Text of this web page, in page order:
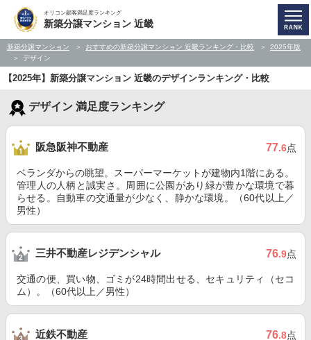
オリコン顧客満足度ランキング
新築分譲マンション 近畿
新築分譲マンション おすすめの新築分譲マンション 近畿ランキング・比較
2025年版
デザイン
【2025年】新築分譲マンション 近畿のデザインランキング・比較
デザイン 満足度ランキング
阪急阪神不動産 77.6点
ベランダからの眺望。スーパーマーケットが建物内1階にある。
管理人の人柄と誠実さ。周囲に公園があり緑が豊かな環境で暮
らせる。自動車の交通量が少なく、静かな環境。（60代以上／
男性）
三井不動産レジデンシャル 76.9点
交通の便、買い物、ゴミが24時間出せる、セキュリティ（セコ
ム）。（60代以上／男性）
近鉄不動産 76.8点